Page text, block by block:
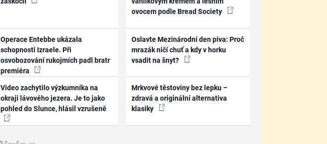
Operace Entebbe ukázala
schopnosti Izraele. Při
osvobozování rukojmích padl bratr
premiéra
Video zachytilo výzkumníka na
okraji lávového jezera. Je to jako
pohled do Slunce, hlásil vzrušeně
ovocem podle Bread Society
Oslavte Mezinárodní den piva: Proč
mrazák ničí chuť a kdy v horku
vsadit na šnyt?
Mrkvové těstoviny bez lepku –
zdravá a originální alternativa
klasiky